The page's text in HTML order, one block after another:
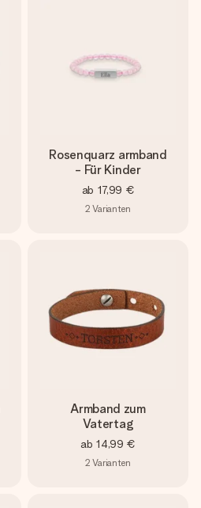
Rosenquarz armband
- Für Kinder
ab 17,99 €
2 Varianten
Armband zum
Vatertag
ab 14,99 €
2 Varianten